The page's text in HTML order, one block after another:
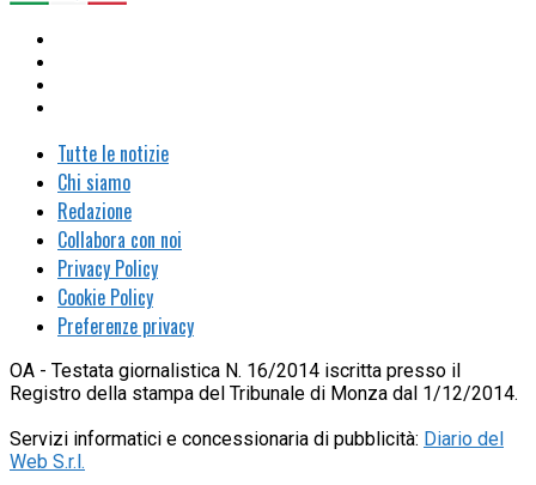
Tutte le notizie
Chi siamo
Redazione
Collabora con noi
Privacy Policy
Cookie Policy
Preferenze privacy
OA - Testata giornalistica N. 16/2014 iscritta presso il
Registro della stampa del Tribunale di Monza dal 1/12/2014.
Servizi informatici e concessionaria di pubblicità: Diario del
Web S.r.l.